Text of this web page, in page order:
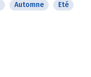
Automne
Eté